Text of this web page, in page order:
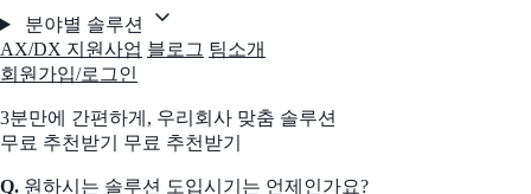
분야별 솔루션
AX/DX 지원사업 블로그 팀소개
회원가입/로그인
3분만에 간편하게, 우리회사 맞춤 솔루션
무료 추천받기
무료 추천받기
Q. 원하시는 솔루션 도입시기는 언제인가요?